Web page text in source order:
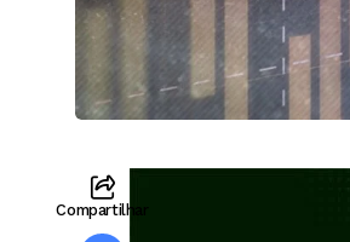
Compartilhar